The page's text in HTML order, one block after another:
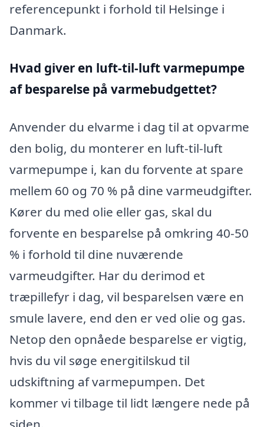
referencepunkt i forhold til Helsinge i
Danmark.
Hvad giver en luft-til-luft varmepumpe
af besparelse på varmebudgettet?
Anvender du elvarme i dag til at opvarme
den bolig, du monterer en luft-til-luft
varmepumpe i, kan du forvente at spare
mellem 60 og 70 % på dine varmeudgifter.
Kører du med olie eller gas, skal du
forvente en besparelse på omkring 40-50
% i forhold til dine nuværende
varmeudgifter. Har du derimod et
træpillefyr i dag, vil besparelsen være en
smule lavere, end den er ved olie og gas.
Netop den opnåede besparelse er vigtig,
hvis du vil søge energitilskud til
udskiftning af varmepumpen. Det
kommer vi tilbage til lidt længere nede på